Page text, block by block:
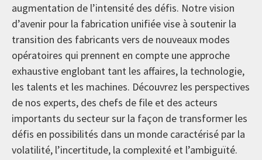
augmentation de l’intensité des défis. Notre vision
d’avenir pour la fabrication unifiée vise à soutenir la
transition des fabricants vers de nouveaux modes
opératoires qui prennent en compte une approche
exhaustive englobant tant les affaires, la technologie,
les talents et les machines. Découvrez les perspectives
de nos experts, des chefs de file et des acteurs
importants du secteur sur la façon de transformer les
défis en possibilités dans un monde caractérisé par la
volatilité, l’incertitude, la complexité et l’ambiguïté.